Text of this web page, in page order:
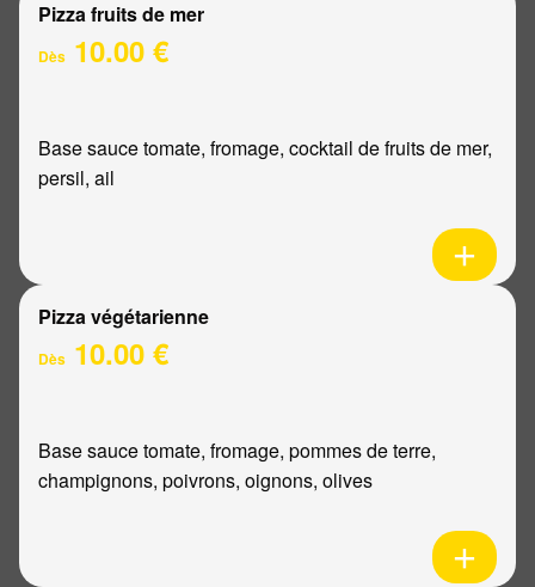
Pizza fruits de mer
Dès 10.00 €
Base sauce tomate, fromage, cocktail de fruits de mer,
persil, ail
Pizza végétarienne
Dès 10.00 €
Base sauce tomate, fromage, pommes de terre,
champignons, poivrons, oignons, olives